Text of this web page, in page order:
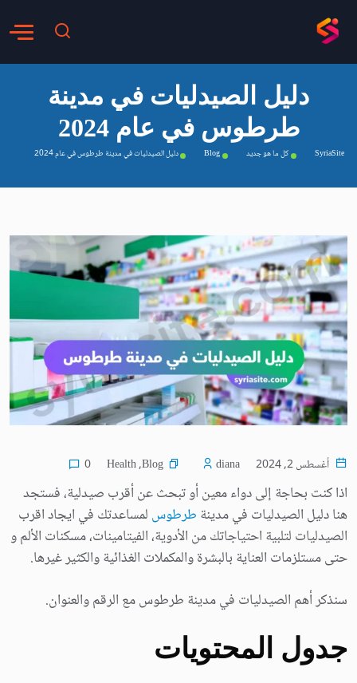
دليل الصيدليات في مدينة
طرطوس في عام 2024
SyriaSite كل ما هو جديد Blog دليل الصيدليات في مدينة طرطوس في عام 2024
أغسطس 2, 2024 diana
Blog
,
Health
0
اذا كنت بحاجة إلى دواء معين أو تبحث عن أقرب صيدلية، فستجد
هنا دليل الصيدليات في مدينة طرطوس لمساعدتك في ايجاد اقرب
الصيدليات لتلبية احتياجاتك من الأدوية، الفيتامينات، مسكنات الألم و
حتى مستلزمات العناية بالبشرة والمكملات الغذائية والكثير غيرها.
سنذكر أهم الصيدليات في مدينة طرطوس مع الرقم والعنوان.
جدول المحتويات